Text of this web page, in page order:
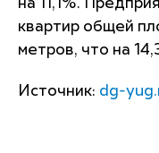
на 11,1%.
квартир общей
метров, что на
Источник: dg-